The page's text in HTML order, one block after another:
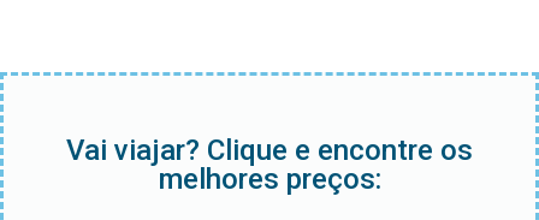
Vai viajar? Clique e encontre os
melhores preços: